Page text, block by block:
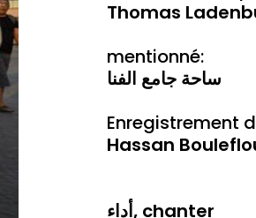
Thomas
mentionné:
ساحة جامع الفنا
Enregistrement
Hassan
أداء, chanter